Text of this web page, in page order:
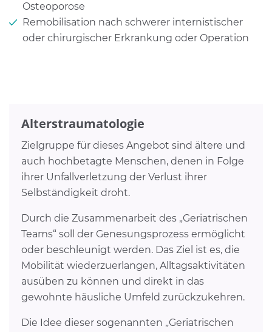
Osteoporose
Remobilisation nach schwerer internistischer
oder chirurgischer Erkrankung oder Operation
Alterstraumatologie
Zielgruppe für dieses Angebot sind ältere und
auch hochbetagte Menschen, denen in Folge
ihrer Unfallverletzung der Verlust ihrer
Selbständigkeit droht.
Durch die Zusammenarbeit des „Geriatrischen
Teams“ soll der Genesungsprozess ermöglicht
oder beschleunigt werden. Das Ziel ist es, die
Mobilität wiederzuerlangen, Alltagsaktivitäten
ausüben zu können und direkt in das
gewohnte häusliche Umfeld zurückzukehren.
Die Idee dieser sogenannten „Geriatrischen